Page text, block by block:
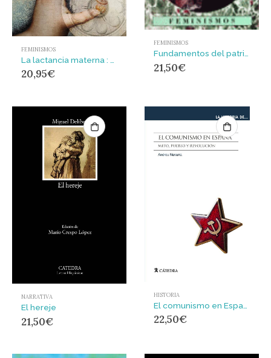
FEMINISMOS
20,95€
FEMINISMOS
21,50€
NARRATIVA
El hereje
21,50€
HISTORIA
22,50€